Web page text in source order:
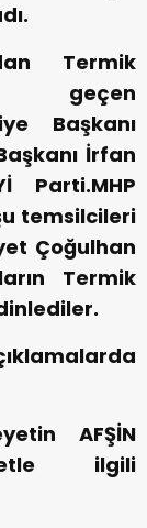
Termik
geçen
Başkanı
İrfan
Parti.MHP
temsilcileri
Çoğulhan
Termik
AFŞİN
ilgili